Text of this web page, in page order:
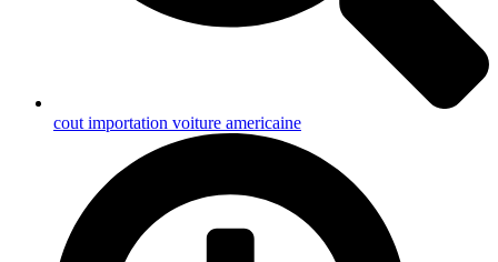
cout importation voiture americaine